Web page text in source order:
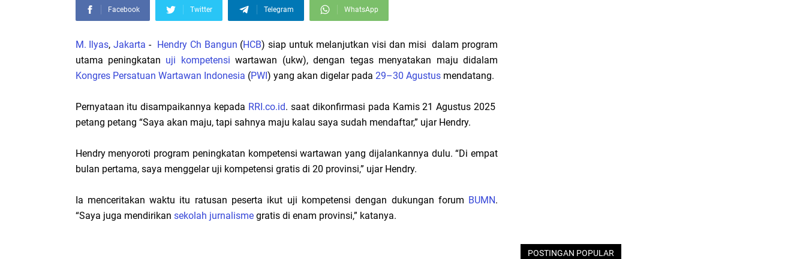
Facebook Twitter Telegram WhatsApp
M. Ilyas,Jakarta - Hendry Ch Bangun (HCB) siap untuk melanjutkan visi dan misi dalam program
utama peningkatan uji kompetensi wartawan (ukw), dengan tegas menyatakan maju didalam
Kongres Persatuan Wartawan Indonesia (PWI ) yang akan digelar pada 29–30 Agustusmendatang.
Pernyataan itu disampaikannya kepada RRI.co.id. saat dikonfirmasi pada Kamis 21 Agustus 2025
petang petang “Saya akan maju, tapi sahnya maju kalau saya sudah mendaftar,” ujar Hendry.
Hendry menyoroti program peningkatan kompetensi wartawan yang dijalankannya dulu. “Di empat
bulan pertama, saya menggelar uji kompetensi gratis di 20 provinsi,” ujar Hendry.
Ia menceritakan waktu itu ratusan peserta ikut uji kompetensi dengan dukungan forum BUMN.
“Saya juga mendirikan sekolah jurnalismegratis di enam provinsi,” katanya.
POSTINGAN POPULAR